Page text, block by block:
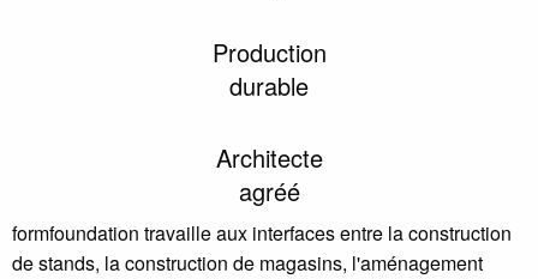
Production
durable
Architecte
agréé
formfoundation travaille aux interfaces entre la construction
de stands, la construction de magasins, l'aménagement